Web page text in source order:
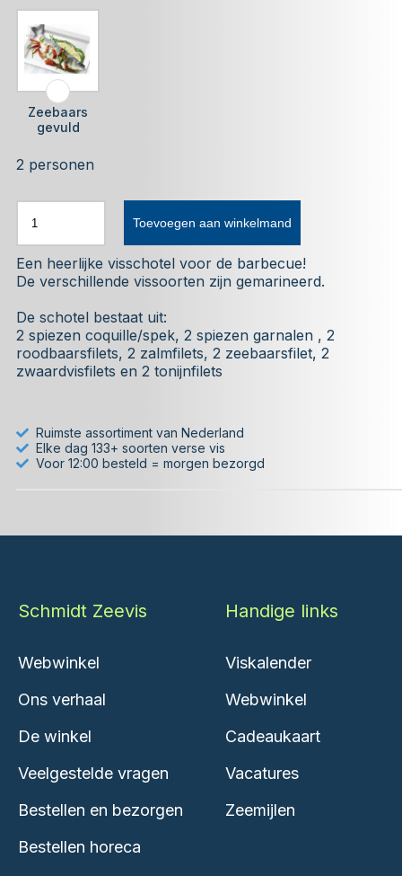
Zeebaars
gevuld
2 personen
Toevoegen aan winkelmand
Een heerlijke visschotel voor de barbecue!
De verschillende vissoorten zijn gemarineerd.
De schotel bestaat uit:
2 spiezen coquille/spek, 2 spiezen garnalen , 2
roodbaarsfilets, 2 zalmfilets, 2 zeebaarsfilet, 2
zwaardvisfilets en 2 tonijnfilets
Ruimste assortiment van Nederland
Elke dag 133+ soorten verse vis
Voor 12:00 besteld = morgen bezorgd
Schmidt Zeevis
Webwinkel
Ons verhaal
De winkel
Veelgestelde vragen
Bestellen en bezorgen
Bestellen horeca
Handige links
Viskalender
Webwinkel
Cadeaukaart
Vacatures
Zeemijlen